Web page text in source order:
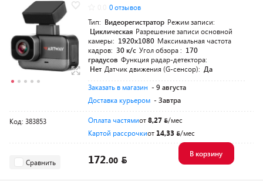
0 отзывов
Тип: Видеорегистратор Режим записи:
Циклическая Разрешение записи основной
камеры: 1920x1080 Максимальная частота
кадров: 30 к/с Угол обзора : 170
градусов Функция радар-детектора:
Нет Датчик движения (G-сенсор): Да
Заказать в магазин - 9 августа
Доставка курьером - Завтра
Код: 383853 Оплата частямиот8,27
/мес
Картой рассрочкиот 14,33 /мес
Сравнить 172.00
В корзину